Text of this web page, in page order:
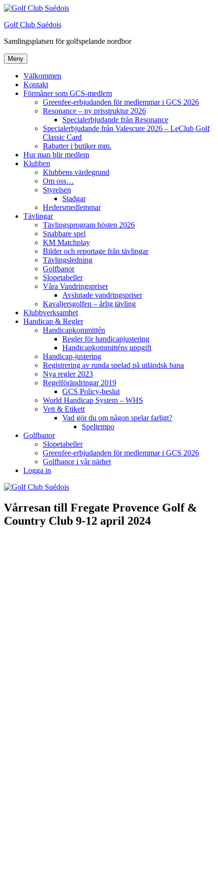
Hoppa
innehåll
Golf Club Suédois
Samlingsplatsen för golfspelande nordbor
Meny
Välkommen
Kontakt
Förmåner som GCS-medlem
Greenfee-erbjudanden för medlemmar i GCS 2026
Resonance – ny prisstruktur 2026
Specialerbjudande från Resonance
Specialerbjudande från Valescure 2026 – LeClub Golf
Classic Card
Rabatter i butiker mm.
Hur man blir medlem
Klubben
Klubbens värdegrund
Om oss…
Styrelsen
Stadgar
Hedersmedlemmar
Tävlingar
Tävlingsprogram hösten 2026
Snabbare spel
KM Matchplay
Bilder och reportage från tävlingar
Tävlingsledning
Golfbanor
Slopetabeller
Våra Vandringspriser
Avslutade vandringspriser
Kavaljersgolfen – årlig tävling
Klubbverksamhet
Handicap & Regler
Handicapkommittén
Regler för handicapjustering
Handicapkommitténs uppgift
Handicap-justering
Registrering av runda spelad på utländsk bana
Nya regler 2023
Regelförändringar 2019
GCS Policy-beslut
World Handicap System – WHS
Vett & Etikett
Vad gör du om någon spelar farligt?
Speltempo
Golfbanor
Slopetabeller
Greenfee-erbjudanden för medlemmar i GCS 2026
Golfbanor i vår närhet
Logga in
Vårresan till Fregate Provence Golf &
Country Club 9-12 april 2024